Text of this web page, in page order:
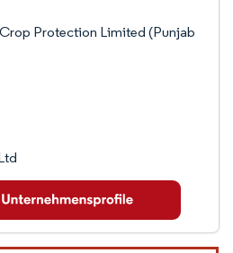
Protection Limited (Punjab